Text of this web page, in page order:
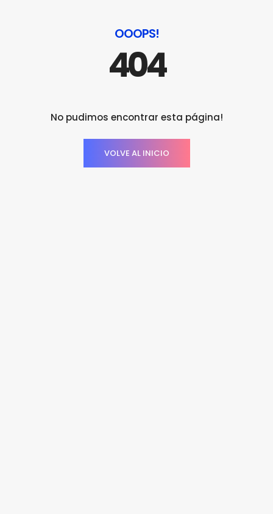
OOOPS!
404
No pudimos encontrar esta página!
VOLVE AL INICIO